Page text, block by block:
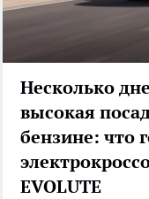
Несколько
высокая
бензине: что
EVOLUTE